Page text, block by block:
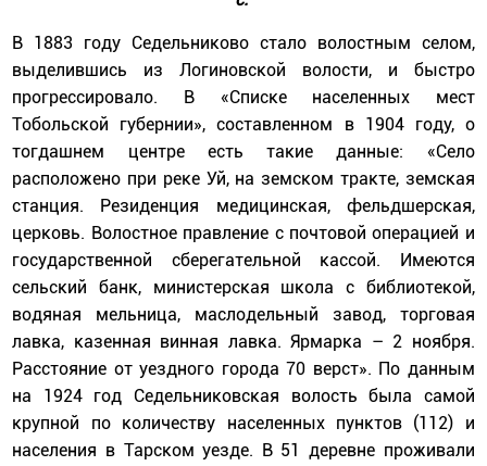
В 1883 году Седельниково стало волостным селом,
выделившись из Логиновской волости, и быстро
прогрессировало. В «Списке населенных мест
Тобольской губернии», составленном в 1904 году, о
тогдашнем центре есть такие данные: «Село
расположено при реке Уй, на земском тракте, земская
станция. Резиденция медицинская, фельдшерская,
церковь. Волостное правление с почтовой операцией и
государственной сберегательной кассой. Имеются
сельский банк, министерская школа с библиотекой,
водяная мельница, маслодельный завод, торговая
лавка, казенная винная лавка. Ярмарка – 2 ноября.
Расстояние от уездного города 70 верст». По данным
на 1924 год Седельниковская волость была самой
крупной по количеству населенных пунктов (112) и
населения в Тарском уезде. В 51 деревне проживали